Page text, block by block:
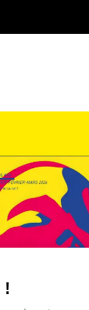
d’hygiène
« En beauté,
par
entre
les
valorisent